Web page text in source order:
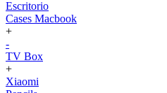
Escritorio
Cases Macbook
+
-
TV Box
+
Xiaomi